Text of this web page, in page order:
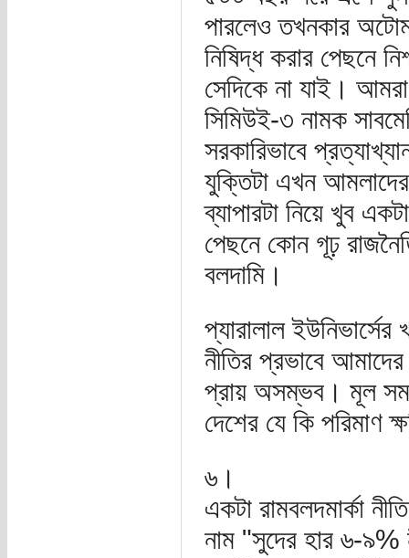
পারলেও তখনকার
নিষিদ্ধ করার পেছনে
সেদিকে না যাই।
সিমিউই-৩ নামক
সরকারিভাবে
যুক্তিটা এখন
ব্যাপারটা নিয়ে খুব
পেছনে কোন গূঢ়
বলদামি।
প্যারালাল
নীতির প্রভাবে
প্রায় অসম্ভব। মূল
দেশের যে কি পরিমাণ
৬।
একটা রামবলদমার্কা
নাম "সুদের হার ৬-৯%